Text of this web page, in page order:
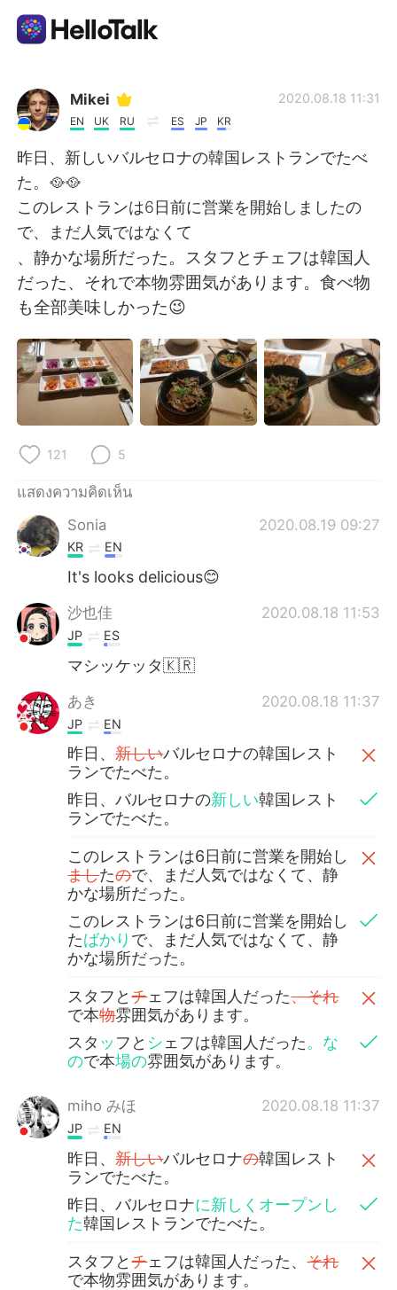
แอปแลกเปลี่ยนทางภาษา
AI Grammar Checker
ไทย
English 简体中文
繁體中文 Español
العربية Français
Deutsch 日本語
한국어
Indonesia
Türkçe
Português
Mikei
EN UK RU ES JP KR
2020.08.18 11:31
昨日、新しいバルセロナの韓国レストランでたべ
た。🥘🥘
このレストランは6日前に営業を開始しましたの
で、まだ人気ではなくて
、静かな場所だった。スタフとチェフは韓国人
だった、それで本物雰囲気があります。食べ物
も全部美味しかった😉
121 5
แสดงความคิดเห็น
Sonia
2020.08.19 09:27
KR EN
It's looks delicious😊
沙也佳 2020.08.18 11:53
JP ES
マシッケッタ🇰🇷
あき 2020.08.18 11:37
JP EN
昨日、新しいバルセロナの韓国レスト
ランでたべた。
昨日、バルセロナの新しい韓国レスト
ランでたべた。
このレストランは6日前に営業を開始し
ましたので、まだ人気ではなくて、静
かな場所だった。
このレストランは6日前に営業を開始し
たばかり で、まだ人気ではなくて、静
かな場所だった。
スタフとチェフは韓国人だった、それ
で本物雰囲気があります。
スタ ッ フと シェフは韓国人だった。な
ので本場の雰囲気があります。
miho みほ 2020.08.18 11:37
JP EN
昨日、新しいバルセロナの韓国レスト
ランでたべた。
昨日、バルセロナに新しくオープンし
た韓国レストランでたべた。
スタフとチェフは韓国人だった、それ
で本物雰囲気があります。